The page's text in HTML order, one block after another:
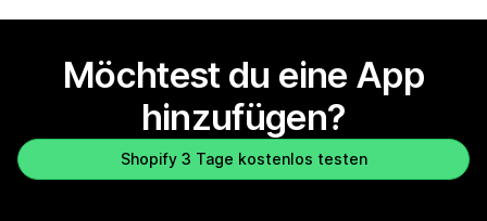
Möchtest du eine App
hinzufügen?
Shopify 3 Tage kostenlos testen